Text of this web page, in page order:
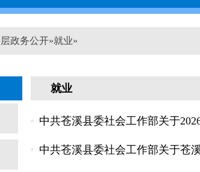
政务公开»就业»
就业
中共苍溪县委社会工作部关于
中共苍溪县委社会工作部关于苍